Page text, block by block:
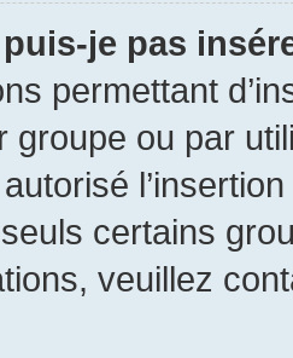
je pas
permettant
groupe ou par
certains
veuillez